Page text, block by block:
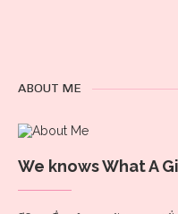
ABOUT ME
We knows What A